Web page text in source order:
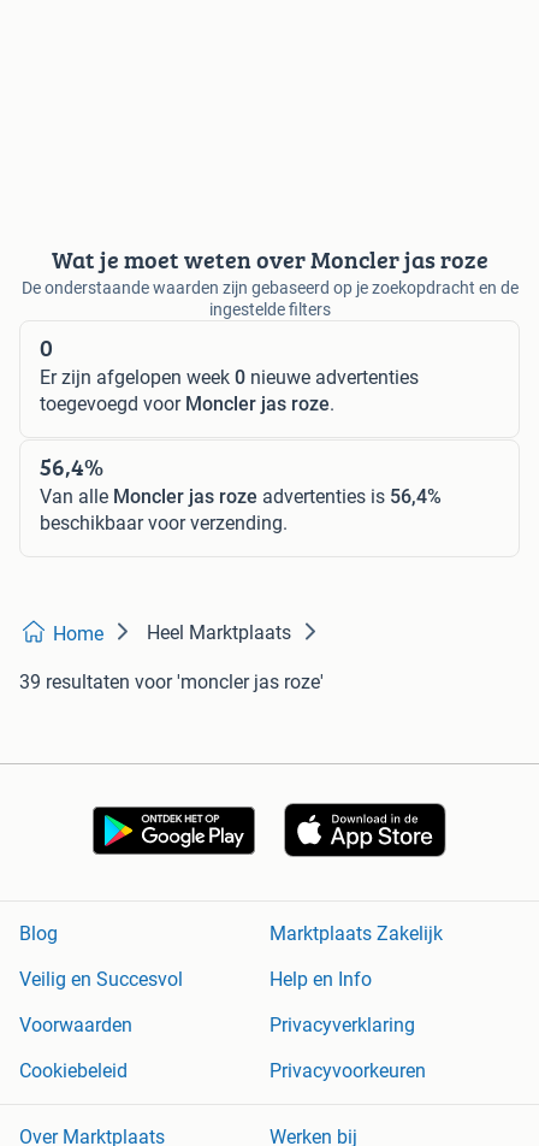
Wat je moet weten over Moncler jas roze
De onderstaande waarden zijn gebaseerd op je zoekopdracht en de
ingestelde filters
0
Er zijn afgelopen week 0 nieuwe advertenties
toegevoegd voor Moncler jas roze.
56,4%
Van alle Moncler jas roze advertenties is 56,4%
beschikbaar voor verzending.
Home Heel Marktplaats
39 resultaten voor 'moncler jas roze'
Blog
Marktplaats Zakelijk
Veilig en Succesvol
Help en Info
Voorwaarden
Privacyverklaring
Cookiebeleid
Privacyvoorkeuren
Over Marktplaats Werken bij